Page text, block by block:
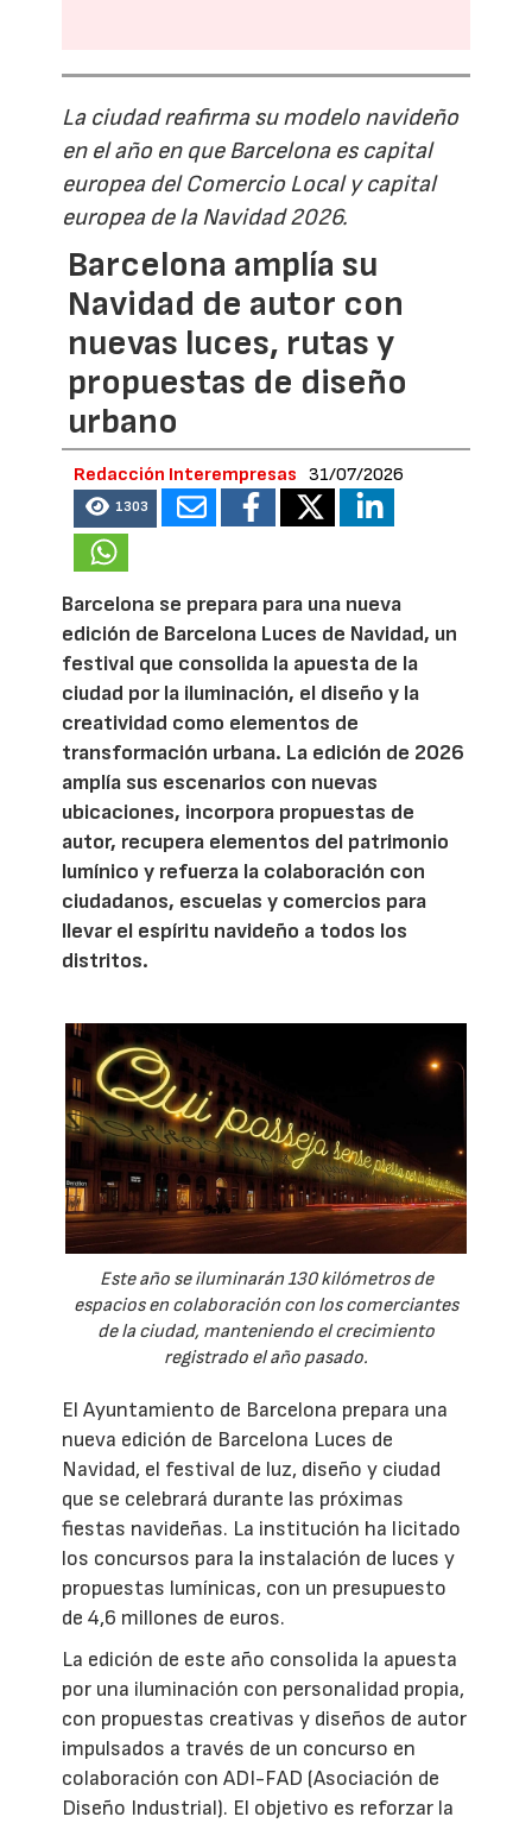
La ciudad reafirma su modelo navideño
en el año en que Barcelona es capital
europea del Comercio Local y capital
europea de la Navidad 2026.
Barcelona amplía su
Navidad de autor con
nuevas luces, rutas y
propuestas de diseño
urbano
Redacción Interempresas 31/07/2026
1303
Barcelona se prepara para una nueva
edición de Barcelona Luces de Navidad, un
festival que consolida la apuesta de la
ciudad por la iluminación, el diseño y la
creatividad como elementos de
transformación urbana. La edición de 2026
amplía sus escenarios con nuevas
ubicaciones, incorpora propuestas de
autor, recupera elementos del patrimonio
lumínico y refuerza la colaboración con
ciudadanos, escuelas y comercios para
llevar el espíritu navideño a todos los
distritos.
Este año se iluminarán 130 kilómetros de
espacios en colaboración con los comerciantes
de la ciudad, manteniendo el crecimiento
registrado el año pasado.
El Ayuntamiento de Barcelona prepara una
nueva edición de Barcelona Luces de
Navidad, el festival de luz, diseño y ciudad
que se celebrará durante las próximas
fiestas navideñas. La institución ha licitado
los concursos para la instalación de luces y
propuestas lumínicas, con un presupuesto
de 4,6 millones de euros.
La edición de este año consolida la apuesta
por una iluminación con personalidad propia,
con propuestas creativas y diseños de autor
impulsados a través de un concurso en
colaboración con ADI-FAD (Asociación de
Diseño Industrial). El objetivo es reforzar la